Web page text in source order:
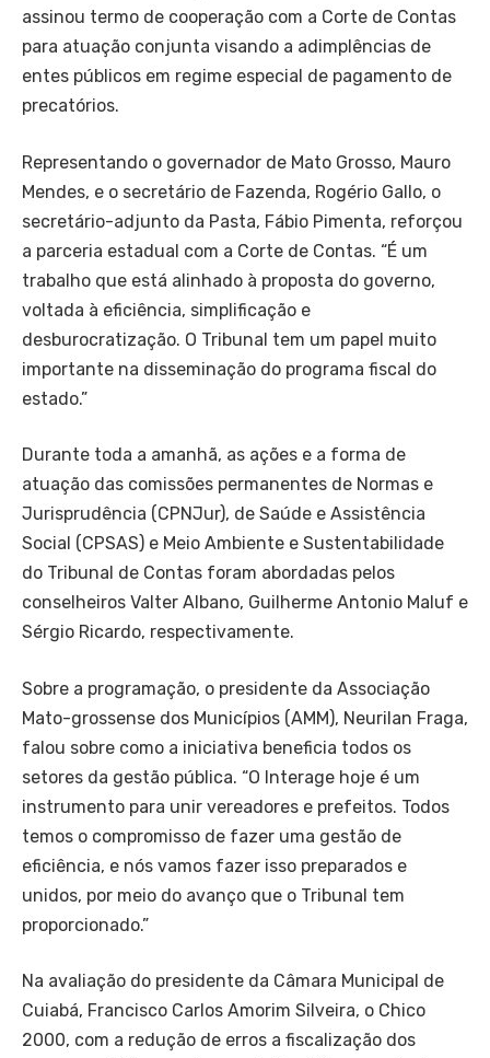
assinou termo de cooperação com a Corte de Contas
para atuação conjunta visando a adimplências de
entes públicos em regime especial de pagamento de
precatórios.
Representando o governador de Mato Grosso, Mauro
Mendes, e o secretário de Fazenda, Rogério Gallo, o
secretário-adjunto da Pasta, Fábio Pimenta, reforçou
a parceria estadual com a Corte de Contas. “É um
trabalho que está alinhado à proposta do governo,
voltada à eficiência, simplificação e
desburocratização. O Tribunal tem um papel muito
importante na disseminação do programa fiscal do
estado.”
Durante toda a amanhã, as ações e a forma de
atuação das comissões permanentes de Normas e
Jurisprudência (CPNJur), de Saúde e Assistência
Social (CPSAS) e Meio Ambiente e Sustentabilidade
do Tribunal de Contas foram abordadas pelos
conselheiros Valter Albano, Guilherme Antonio Maluf e
Sérgio Ricardo, respectivamente.
Sobre a programação, o presidente da Associação
Mato-grossense dos Municípios (AMM), Neurilan Fraga,
falou sobre como a iniciativa beneficia todos os
setores da gestão pública. “O Interage hoje é um
instrumento para unir vereadores e prefeitos. Todos
temos o compromisso de fazer uma gestão de
eficiência, e nós vamos fazer isso preparados e
unidos, por meio do avanço que o Tribunal tem
proporcionado.”
Na avaliação do presidente da Câmara Municipal de
Cuiabá, Francisco Carlos Amorim Silveira, o Chico
2000, com a redução de erros a fiscalização dos